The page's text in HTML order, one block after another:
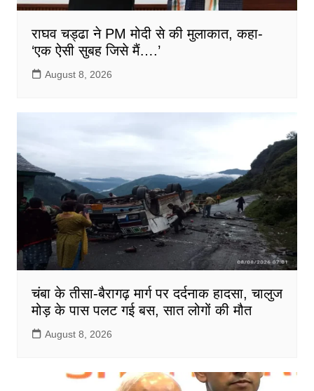
राघव चड्ढा ने PM मोदी से की मुलाकात, कहा-
‘एक ऐसी सुबह जिसे मैं….’
August 8, 2026
चंबा के तीसा-बैरागढ़ मार्ग पर दर्दनाक हादसा, चालुज
मोड़ के पास पलट गई बस, सात लोगों की मौत
August 8, 2026